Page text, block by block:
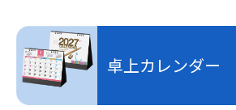
卓上カレンダー